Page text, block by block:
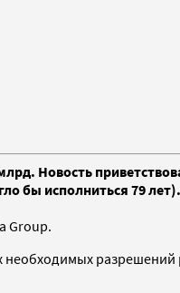
Новость
бы исполниться 79
Group.
необходимых